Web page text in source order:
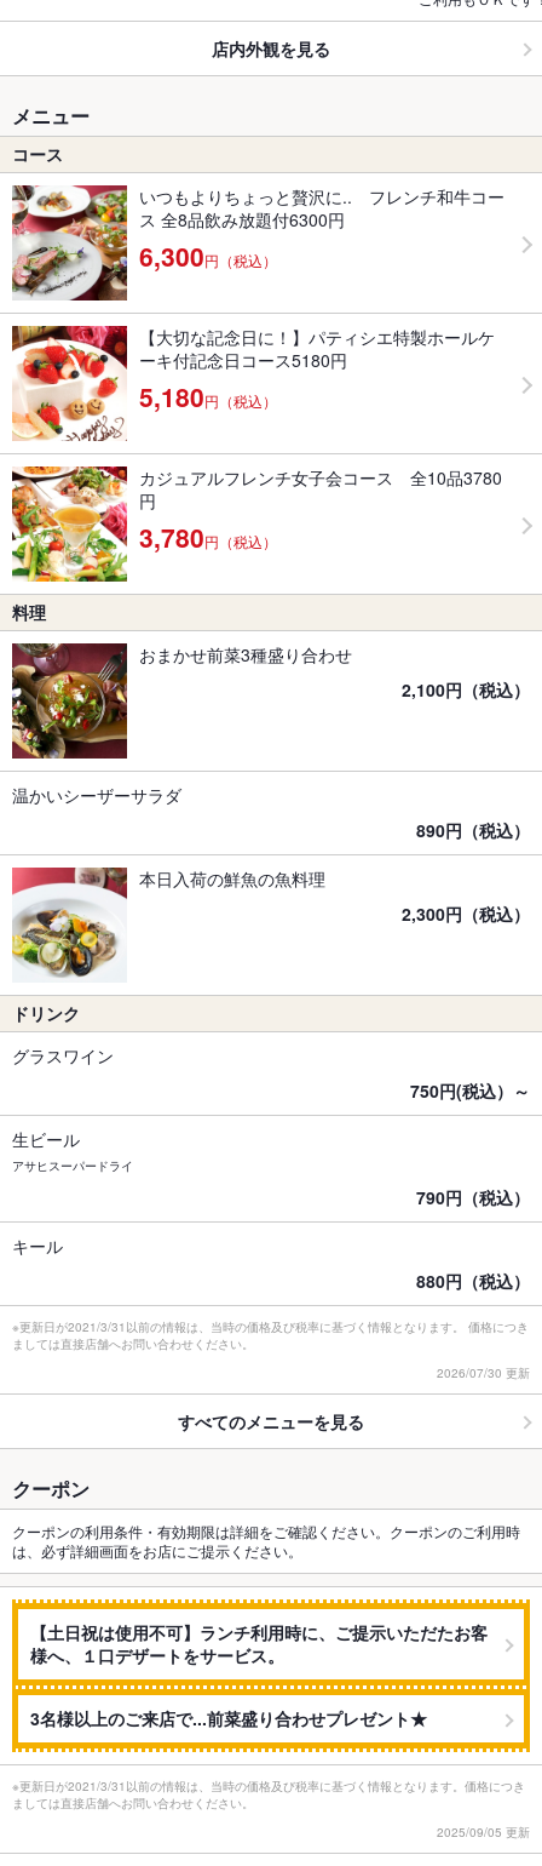
店内外観を見る
メニュー
コース
いつもよりちょっと贅沢に.. フレンチ和牛コー
ス 全8品飲み放題付6300円
6,300円（税込）
【大切な記念日に！】パティシエ特製ホールケ
ーキ付記念日コース5180円
5,180円（税込）
カジュアルフレンチ女子会コース 全10品3780
円
3,780円（税込）
料理
おまかせ前菜3種盛り合わせ
2,100円（税込）
温かいシーザーサラダ
890円（税込）
本日入荷の鮮魚の魚料理
2,300円（税込）
ドリンク
グラスワイン
750円(税込）～
生ビール
アサヒスーパードライ
790円（税込）
キール
880円（税込）
※更新日が2021/3/31以前の情報は、当時の価格及び税率に基づく情報となります。 価格につき
ましては直接店舗へお問い合わせください。
2026/07/30 更新
すべてのメニューを見る
クーポン
クーポンの利用条件・有効期限は詳細をご確認ください。クーポンのご利用時
は、必ず詳細画面をお店にご提示ください。
【土日祝は使用不可】ランチ利用時に、ご提示いただたお客
様へ、１口デザートをサービス。
3名様以上のご来店で...前菜盛り合わせプレゼント★
※更新日が2021/3/31以前の情報は、当時の価格及び税率に基づく情報となります。価格につき
ましては直接店舗へお問い合わせください。
2025/09/05 更新